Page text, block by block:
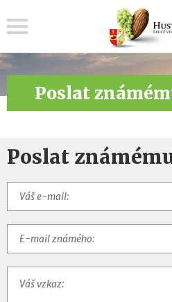
Poslat
Poslat